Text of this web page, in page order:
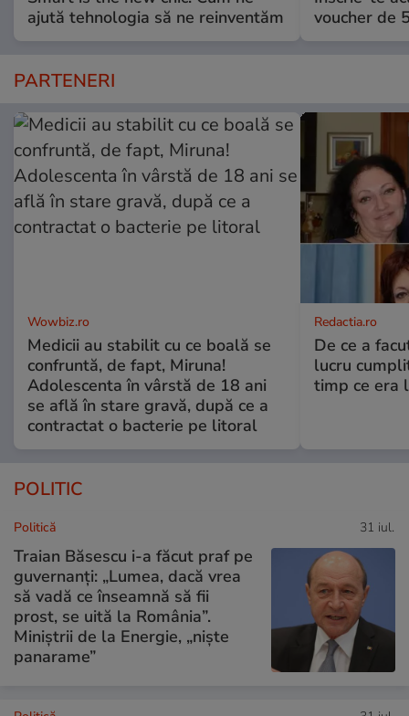
ajută tehnologia să ne reinventăm
voucher de
PARTENERI
Wowbiz.ro
Medicii au stabilit cu ce boală se
confruntă, de fapt, Miruna!
Adolescenta în vârstă de 18 ani
se află în stare gravă, după ce a
contractat o bacterie pe litoral
Redactia.ro
De ce a
lucru
timp ce era
POLITIC
Politică 31 iul.
Traian Băsescu i-a făcut praf pe
guvernanți: „Lumea, dacă vrea
să vadă ce înseamnă să fii
prost, se uită la România”.
Miniștrii de la Energie, „niște
panarame”